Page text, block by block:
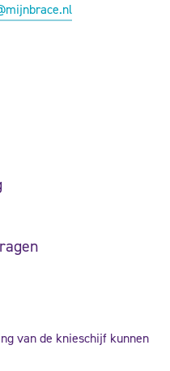
van de knieschijf kunnen